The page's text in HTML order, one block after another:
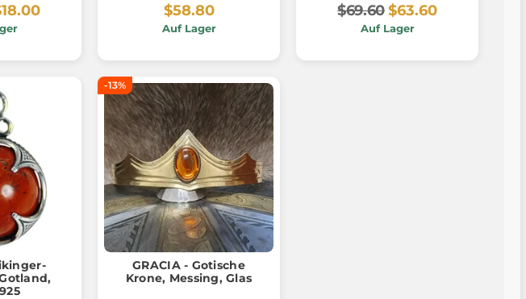
$58.80
Auf Lager
$69.60$63.60
Auf Lager
-13%
GRACIA - Gotische
Krone, Messing, Glas